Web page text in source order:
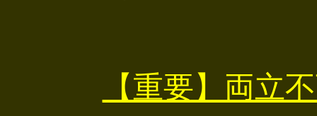
【重要】両立